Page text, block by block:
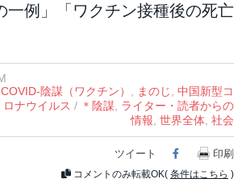
一例」「ワクチン接種後の死亡
COVID-陰謀（ワクチン）
まのじ
中国新型コ
ロナウイルス / ＊陰謀 ライター・読者からの
情報 世界全体 社会
ツイート Facebook
印刷
コメントのみ転載OK( 条件はこちら )